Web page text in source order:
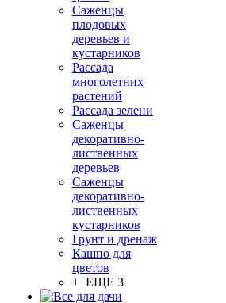
Саженцы
плодовых
деревьев и
кустарников
Рассада
многолетних
растений
Рассада зелени
Саженцы
декоративно-
лиственных
деревьев
Саженцы
декоративно-
лиственных
кустарников
Грунт и дренаж
Кашпо для
цветов
+ ЕЩЕ 3